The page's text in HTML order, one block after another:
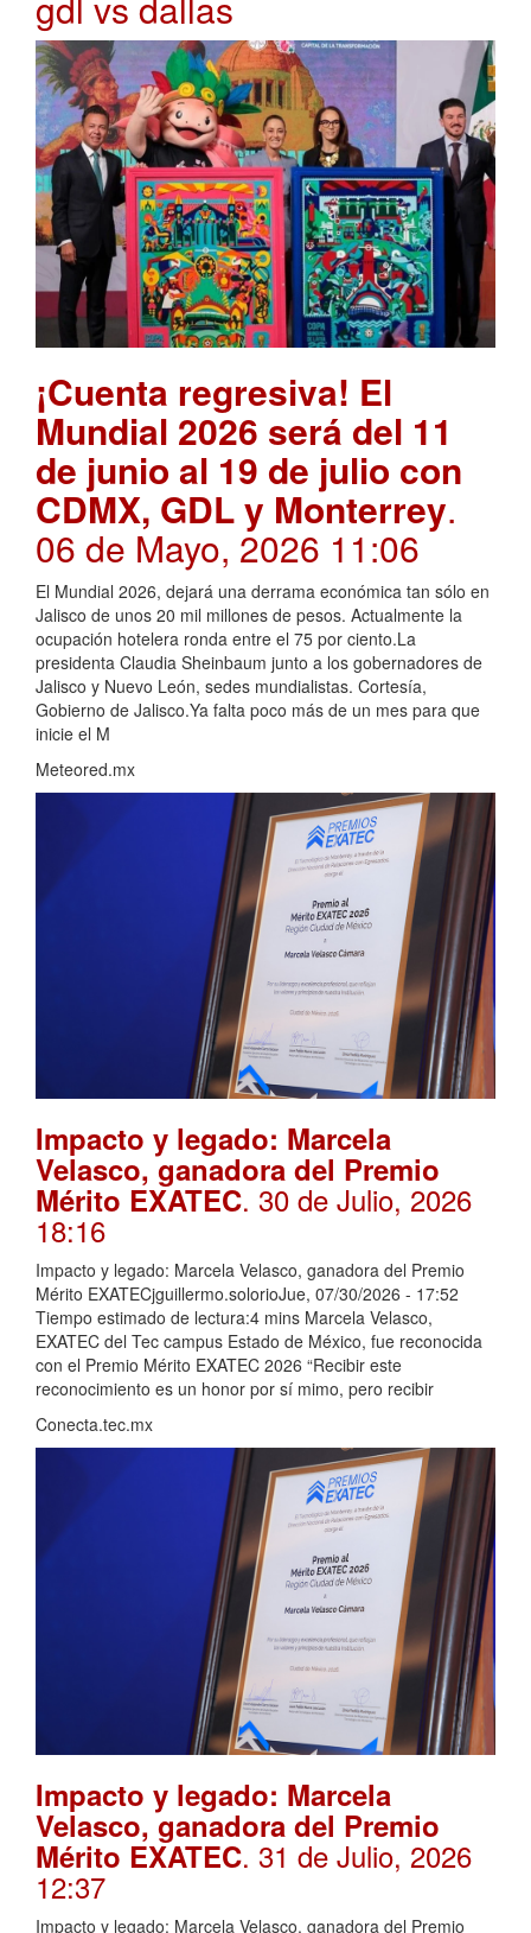
¡Cuenta regresiva! El
Mundial 2026 será del 11
de junio al 19 de julio con
CDMX, GDL y Monterrey.
06 de Mayo, 2026 11:06
El Mundial 2026, dejará una derrama económica tan sólo en
Jalisco de unos 20 mil millones de pesos. Actualmente la
ocupación hotelera ronda entre el 75 por ciento.La
presidenta Claudia Sheinbaum junto a los gobernadores de
Jalisco y Nuevo León, sedes mundialistas. Cortesía,
Gobierno de Jalisco.Ya falta poco más de un mes para que
inicie el M
Meteored.mx
Impacto y legado: Marcela
Velasco, ganadora del Premio
Mérito EXATEC. 30 de Julio, 2026
18:16
Impacto y legado: Marcela Velasco, ganadora del Premio
Mérito EXATECjguillermo.solorioJue, 07/30/2026 - 17:52
Tiempo estimado de lectura:4 mins Marcela Velasco,
EXATEC del Tec campus Estado de México, fue reconocida
con el Premio Mérito EXATEC 2026 “Recibir este
reconocimiento es un honor por sí mimo, pero recibir
Conecta.tec.mx
Impacto y legado: Marcela
Velasco, ganadora del Premio
Mérito EXATEC. 31 de Julio, 2026
12:37
Impacto y legado: Marcela Velasco, ganadora del Premio